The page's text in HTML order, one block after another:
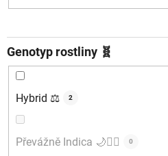
Genotyp rostliny 🧬
Hybrid ⚖️ 2
Převážně Indica 🌙🧘‍♂️ 0